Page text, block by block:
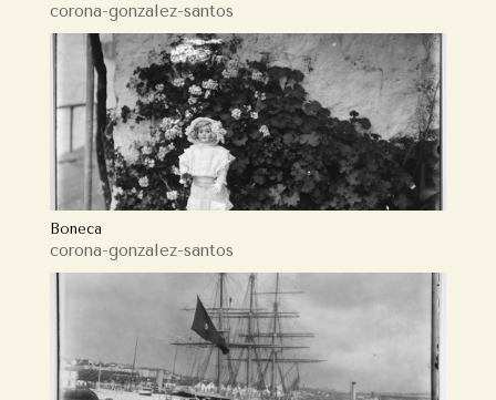
corona-gonzalez-santos
Boneca
corona-gonzalez-santos